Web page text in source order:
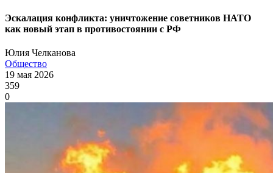
Эскалация конфликта: уничтожение советников НАТО
как новый этап в противостоянии с РФ
Юлия Челканова
Общество
19 мая 2026
359
0